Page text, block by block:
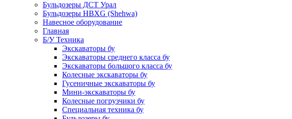
Бульдозеры ДСТ Урал
Бульдозеры HBXG (Shehwa)
Навесное оборудование
Главная
Б/У Техника
Экскаваторы бу
Экскаваторы среднего класса бу
Экскаваторы большого класса бу
Колесные экскаваторы бу
Гусеничные экскаваторы бу
Мини-экскаваторы бу
Колесные погрузчики бу
Специальная техника бу